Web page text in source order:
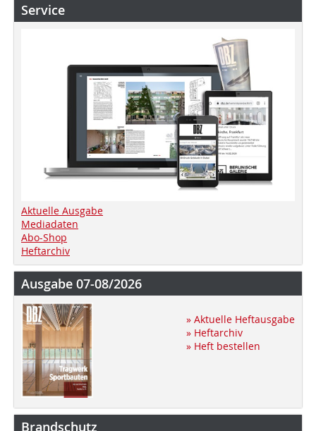
Service
Aktuelle Ausgabe
Mediadaten
Abo-Shop
Heftarchiv
Ausgabe 07-08/2026
» Aktuelle Heftausgabe
» Heftarchiv
» Heft bestellen
Brandschutz